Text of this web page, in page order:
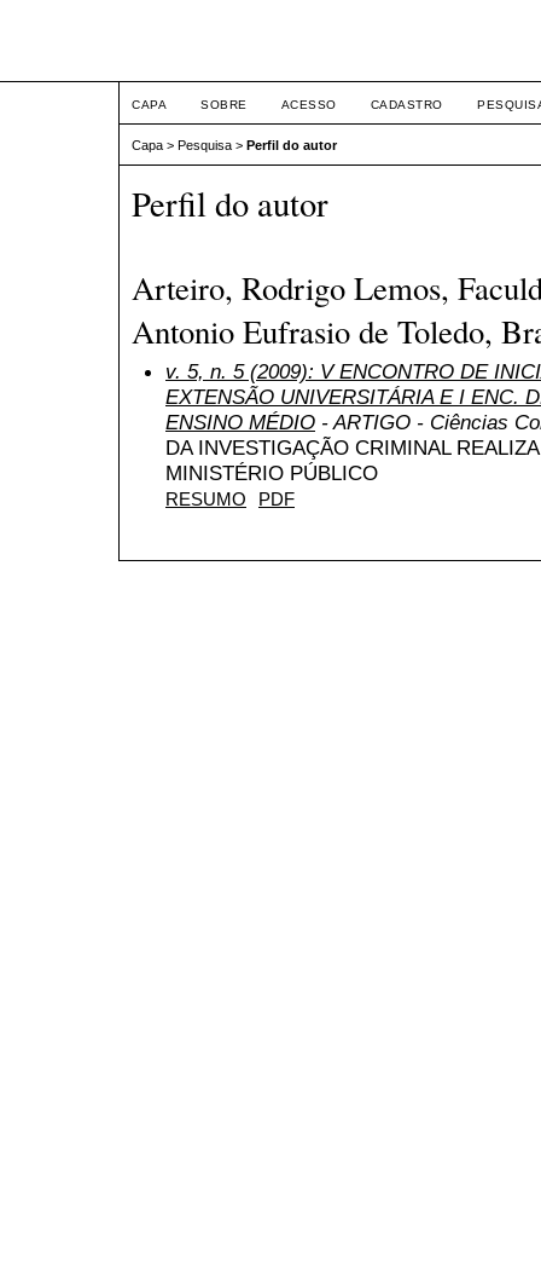
CAPA SOBRE ACESSO CADASTRO
Capa > Pesquisa > Perfil do autor
Perfil do autor
Arteiro, Rodrigo Lemos,
Antonio Eufrasio de Toledo,
v. 5, n. 5 (2009): V ENCONTRO DE
EXTENSÃO UNIVERSITÁRIA E I ENC.
ENSINO MÉDIO - ARTIGO - Ciências
DA INVESTIGAÇÃO CRIMINAL
MINISTÉRIO PÚBLICO
RESUMO PDF